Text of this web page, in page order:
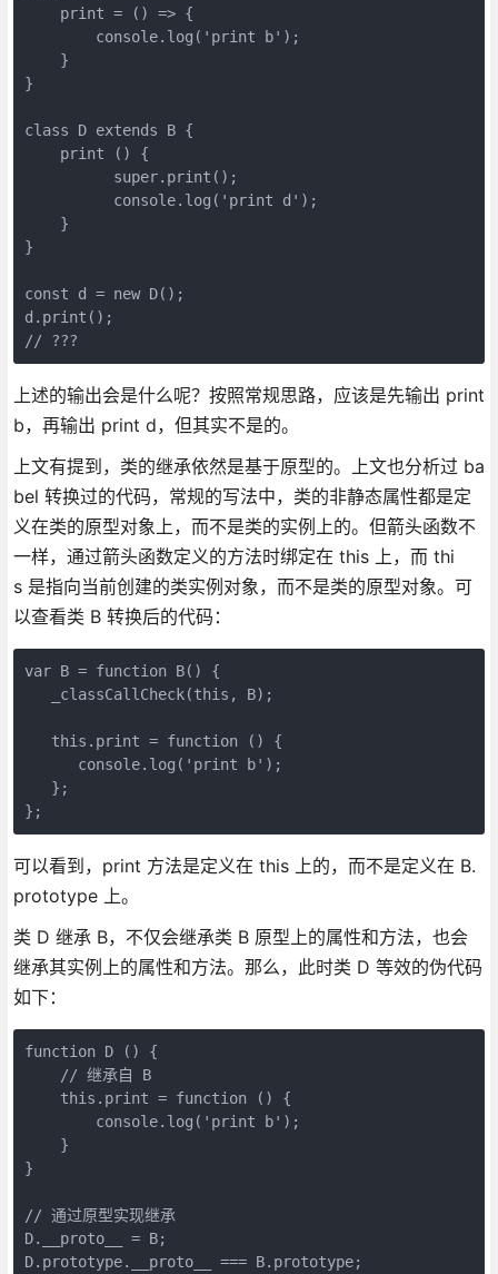
    print = () => {
    }
}
class D extends B {
    print () {
          console.log('print d');
    }
}
const d = new D();
d.print();
// ???
上述的输出会是什么呢？按照常规思路，应该是先输出 print
b，再输出 print d，但其实不是的。
上文有提到，类的继承依然是基于原型的。上文也分析过 ba
bel 转换过的代码，常规的写法中，类的非静态属性都是定
义在类的原型对象上，而不是类的实例上的。但箭头函数不
一样，通过箭头函数定义的方法时绑定在 this 上，而 thi
s 是指向当前创建的类实例对象，而不是类的原型对象。可
以查看类 B 转换后的代码：
var B = function B() {
   _classCallCheck(this, B);
   this.print = function () {
      console.log('print b');
   };
};
可以看到，print 方法是定义在 this 上的，而不是定义在 B.
prototype 上。
类 D 继承 B，不仅会继承类 B 原型上的属性和方法，也会
继承其实例上的属性和方法。那么，此时类 D 等效的伪代码
如下：
function D () {
    // 继承自 B
    this.print = function () {
    }
}
// 通过原型实现继承
D.__proto__ = B;
D.prototype.__proto__ === B.prototype;